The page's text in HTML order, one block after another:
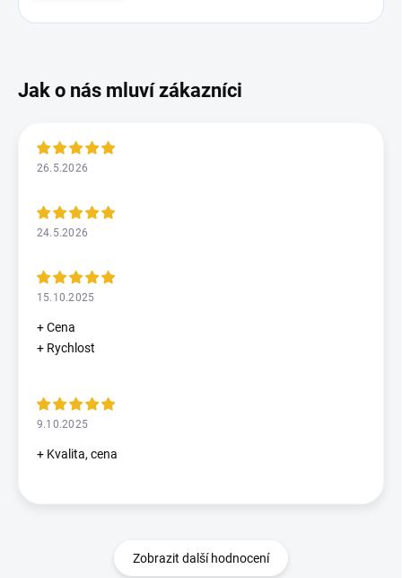
26.5.2026
24.5.2026
15.10.2025
+ Cena
+ Rychlost
9.10.2025
+ Kvalita, cena
Zobrazit další hodnocení